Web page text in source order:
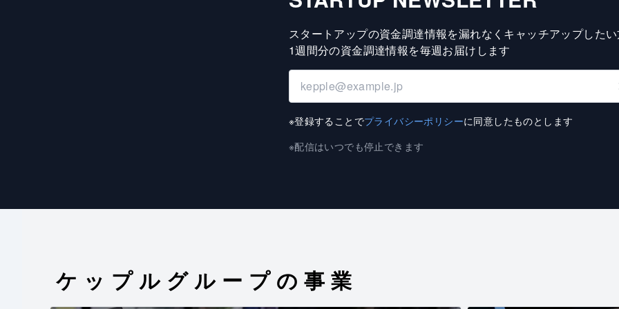
スタートアップの資金調達情報を漏れなくキャッチアップした
1週間分の資金調達情報を毎週お届けします
※登録することでプライバシーポリシーに同意したものとします
※配信はいつでも停止できます
ケップルグループの事業